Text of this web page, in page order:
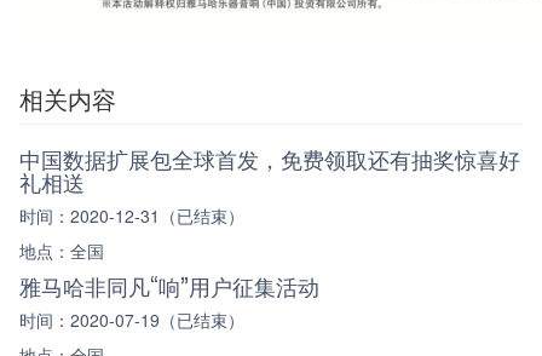
相关内容
中国数据扩展包全球首发，免费领取还有抽奖惊喜好
礼相送
时间：2020-12-31（已结束）
地点：全国
雅马哈非同凡“响”用户征集活动
时间：2020-07-19（已结束）